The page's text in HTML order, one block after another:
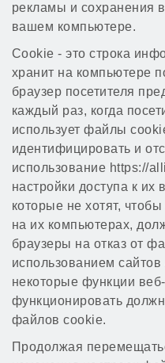
рекламы и сохранения
вашем компьютере.
Cookie - это строка
хранит на компьютере
браузер посетителя
каждый раз, когда
использует файлы
идентифицировать и
использование https://
настройки доступа к их
которые не хотят,
на их компьютерах,
браузеры на отказ от
использованием сайтов
некоторые функции
функционировать
файлов cookie.
Продолжая